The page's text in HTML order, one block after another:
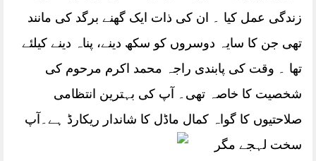
زندگی عمل کیا ۔ ان کی ذات ایک گھنے برگد کی مانند
تھی جن کا سایہ دوسروں کو سکھ دینے، پناہ دینے کیلئے
تھا ۔ وقت کی پابندی راجہ محمد اکرم مرحوم کی
شخصیت کا خاصہ تھی۔ آپ کی بہترین انتظامی
صلاحتیوں کا گواہ کمال ماڈل کا شاندار ریکارڈ ہے۔آپ
سخت لہجے مگر